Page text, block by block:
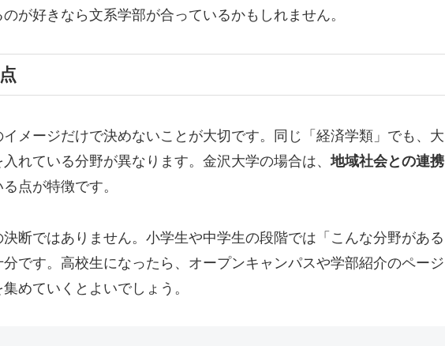
が好きなら文系学部が合っているかもしれません。
メージだけで決めないことが大切です。同じ「経済学類」でも、大
れている分野が異なります。金沢大学の場合は、地域社会との連携
点が特徴です。
断ではありません。小学生や中学生の段階では「こんな分野がある
です。高校生になったら、オープンキャンパスや学部紹介のページ
めていくとよいでしょう。